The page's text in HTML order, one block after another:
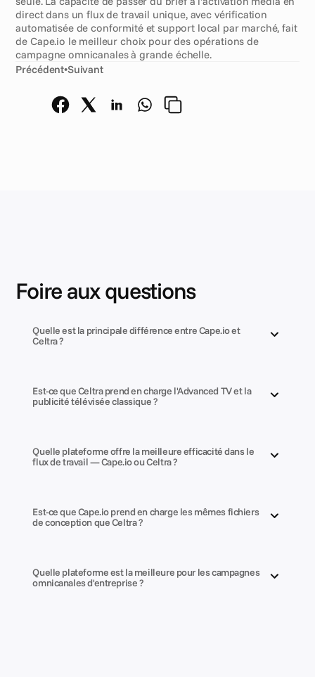
direct dans un flux de travail unique, avec vérification
automatisée de conformité et support local par marché, fait
de Cape.io le meilleur choix pour des opérations de
campagne omnicanales à grande échelle.
Précédent•Suivant
Foire aux questions
Quelle est la principale différence entre Cape.io et
Celtra ?
Est-ce que Celtra prend en charge l'Advanced TV et la
publicité télévisée classique ?
Quelle plateforme offre la meilleure efficacité dans le
flux de travail — Cape.io ou Celtra ?
Est-ce que Cape.io prend en charge les mêmes fichiers
de conception que Celtra ?
Quelle plateforme est la meilleure pour les campagnes
omnicanales d'entreprise ?